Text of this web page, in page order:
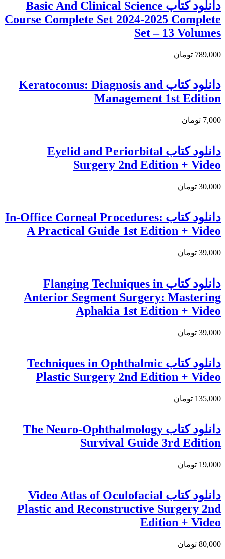
دانلود کتاب Basic And Clinical Science
Course Complete Set 2024-2025 Complete
Set – 13 Volumes
789,000 تومان
دانلود کتاب Keratoconus: Diagnosis and
Management 1st Edition
7,000 تومان
دانلود کتاب Eyelid and Periorbital
Surgery 2nd Edition + Video
30,000 تومان
دانلود کتاب In-Office Corneal Procedures:
A Practical Guide 1st Edition + Video
39,000 تومان
دانلود کتاب Flanging Techniques in
Anterior Segment Surgery: Mastering
Aphakia 1st Edition + Video
39,000 تومان
دانلود کتاب Techniques in Ophthalmic
Plastic Surgery 2nd Edition + Video
135,000 تومان
دانلود کتاب The Neuro-Ophthalmology
Survival Guide 3rd Edition
19,000 تومان
دانلود کتاب Video Atlas of Oculofacial
Plastic and Reconstructive Surgery 2nd
Edition + Video
80,000 تومان